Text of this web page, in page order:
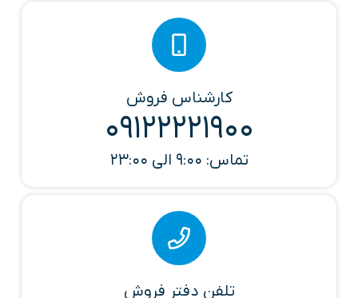
کارشناس فروش
09122221900
تماس: 9:00 الی 23:00
تلفن دفتر فروش